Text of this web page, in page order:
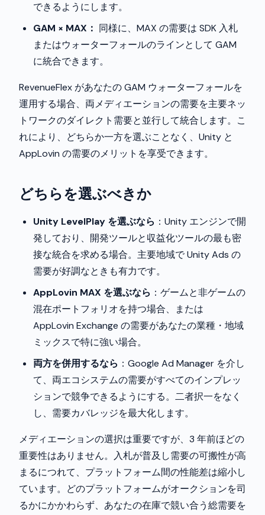
できるようにします。
GAM × MAX： 同様に、MAX の需要は SDK 入札
またはウォーターフォールのラインとして GAM
に統合できます。
RevenueFlex があなたの GAM ウォーターフォールを
運用する場合、両メディエーションの需要を主要ネッ
トワークのダイレクト需要と並行して統合します。こ
れにより、どちらか一方を選ぶことなく、Unity と
AppLovin の需要のメリットを享受できます。
どちらを選ぶべきか
Unity LevelPlay を選ぶなら ：Unity エンジンで開
発しており、開発ツールと収益化ツールの最も密
接な統合を求める場合。主要地域で Unity Ads の
需要が好調なときも有力です。
AppLovin MAX を選ぶなら ：ゲームと非ゲームの
混在ポートフォリオを持つ場合、または
AppLovin Exchange の需要があなたの業種・地域
ミックスで特に強い場合。
両方を併用するなら ：Google Ad Manager を介し
て、両エコシステムの需要がすべてのインプレッ
ションで競争できるようにする。二者択一をなく
し、需要カバレッジを最大化します。
メディエーションの選択は重要ですが、3 年前ほどの
重要性はありません。入札が普及し需要の可搬性が高
まるにつれて、プラットフォーム間の性能差は縮小し
ています。どのプラットフォームがオークションを司
るかにかかわらず、あなたの在庫で競い合う総需要を